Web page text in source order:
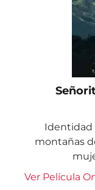
Identidad
montañas
Ver Película